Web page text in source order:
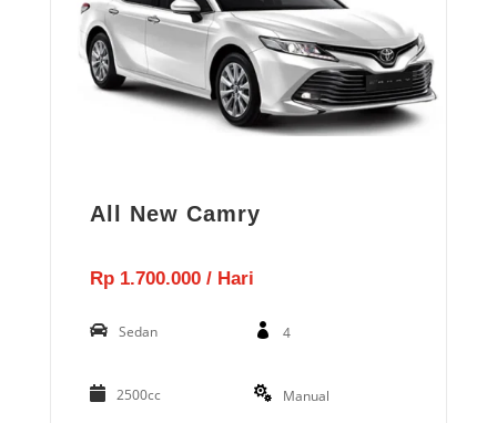
All New Camry
Rp 1.700.000 / Hari
Sedan 4
2500cc Manual